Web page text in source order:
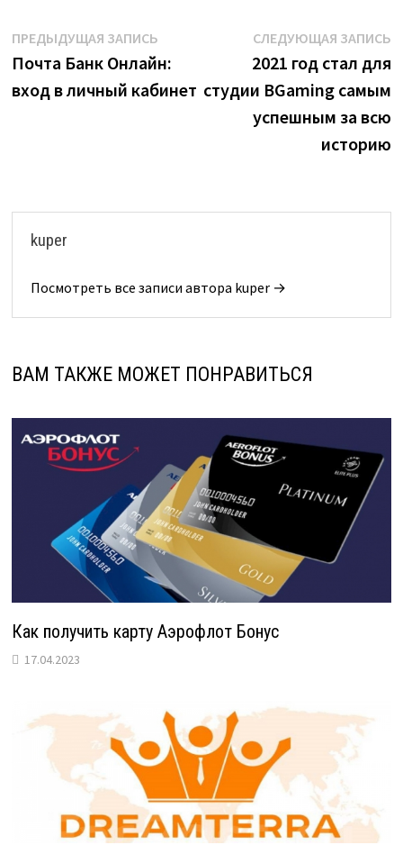
Навигация
по
записям
ПРЕДЫДУЩАЯ ЗАПИСЬПредыдущая
запись:
Почта Банк Онлайн:
вход в личный кабинет
СЛЕДУЮЩАЯ ЗАПИСЬ
2021 год стал для
студии BGaming самым
успешным за всю
историю
kuper
Посмотреть все записи автора kuper →
ВАМ ТАКЖЕ МОЖЕТ ПОНРАВИТЬСЯ
Как получить карту Аэрофлот Бонус
17.04.2023